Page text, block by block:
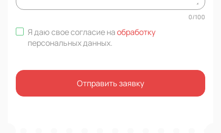
0/100
Я даю свое согласие наобработку
персональных данных.
Отправить заявку